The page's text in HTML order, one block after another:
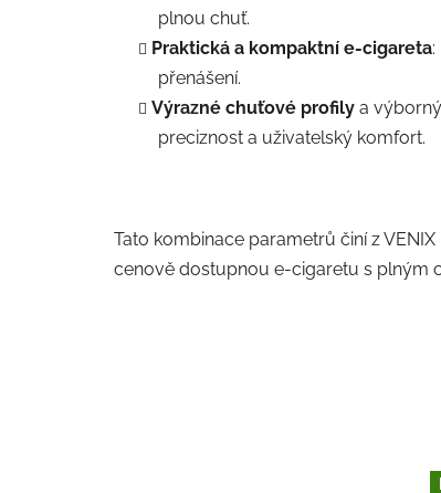
plnou chuť.
Praktická a kompaktní e-cigareta
přenášení.
Výrazné chuťové profily a
preciznost a uživatelský komfort.
Tato kombinace parametrů činí z
cenově dostupnou e-cigaretu s plným